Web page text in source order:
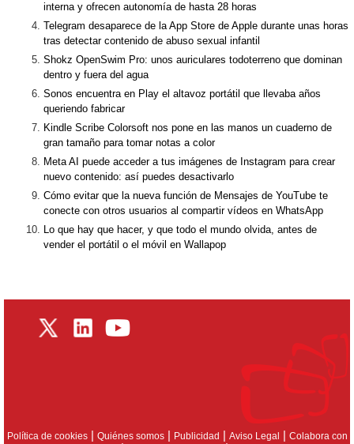
interna y ofrecen autonomía de hasta 28 horas
Telegram desaparece de la App Store de Apple durante unas horas
tras detectar contenido de abuso sexual infantil
Shokz OpenSwim Pro: unos auriculares todoterreno que dominan
dentro y fuera del agua
Sonos encuentra en Play el altavoz portátil que llevaba años
queriendo fabricar
Kindle Scribe Colorsoft nos pone en las manos un cuaderno de
gran tamaño para tomar notas a color
Meta AI puede acceder a tus imágenes de Instagram para crear
nuevo contenido: así puedes desactivarlo
Cómo evitar que la nueva función de Mensajes de YouTube te
conecte con otros usuarios al compartir vídeos en WhatsApp
Lo que hay que hacer, y que todo el mundo olvida, antes de
vender el portátil o el móvil en Wallapop
Política de cookies| Quiénes somos| Publicidad | Aviso Legal | Colabora con